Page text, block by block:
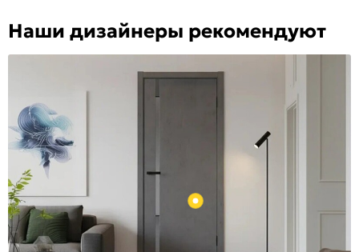
Наши дизайнеры рекомендуют